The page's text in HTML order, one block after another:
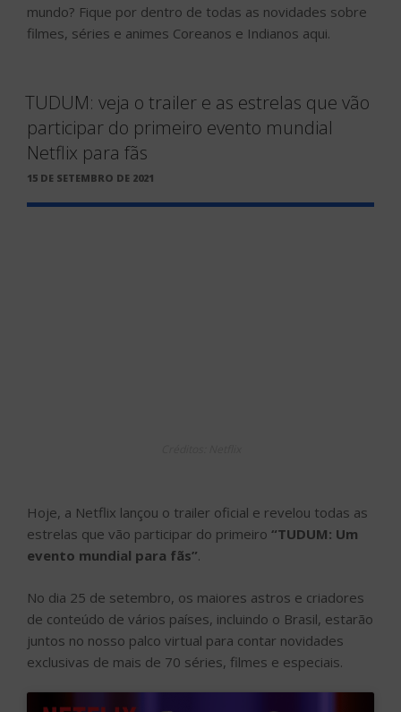
mundo? Fique por dentro de todas as novidades sobre
filmes, séries e animes Coreanos e Indianos aqui.
TUDUM: veja o trailer e as estrelas que vão
participar do primeiro evento mundial
Netflix para fãs
PUBLICADO
15 DE SETEMBRO DE 2021
Hoje, a Netflix lançou o trailer oficial e revelou todas as
estrelas que vão participar do primeiro “TUDUM: Um
evento mundial para fãs”.
No dia 25 de setembro, os maiores astros e criadores
de conteúdo de vários países, incluindo o Brasil, estarão
juntos no nosso palco virtual para contar novidades
exclusivas de mais de 70 séries, filmes e especiais.